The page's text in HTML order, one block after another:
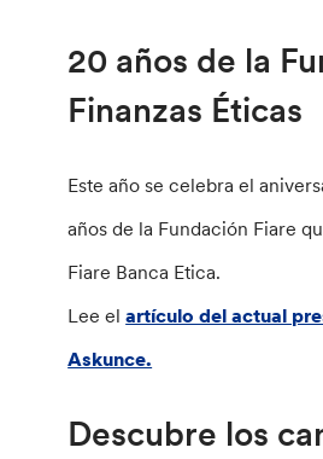
20 años de la
Finanzas Éticas
Este año se celebra el
años de la Fundación Fiare
Fiare Banca Etica.
Lee elartículo del actual
Askunce.
Descubre los